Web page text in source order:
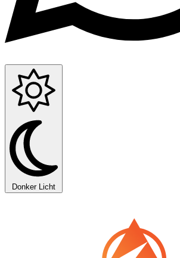
Donker Licht